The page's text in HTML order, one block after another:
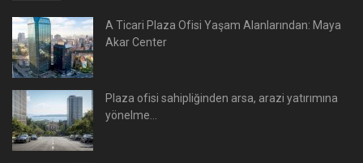
A Ticari Plaza Ofisi Yaşam Alanlarından: Maya
Akar Center
Plaza ofisi sahipliğinden arsa, arazi yatırımına
yönelme...